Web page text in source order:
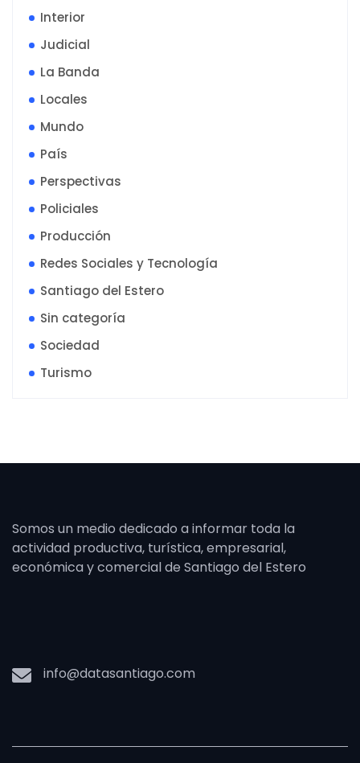
Interior
Judicial
La Banda
Locales
Mundo
País
Perspectivas
Policiales
Producción
Redes Sociales y Tecnología
Santiago del Estero
Sin categoría
Sociedad
Turismo
Somos un medio dedicado a informar toda la
actividad productiva, turística, empresarial,
económica y comercial de Santiago del Estero
info@datasantiago.com